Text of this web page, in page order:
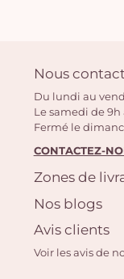
Nous
Du lundi au
Le samedi de 9h
Fermé le
CONTACTEZ-
Zones de
Nos blogs
Avis clients
Voir les avis de